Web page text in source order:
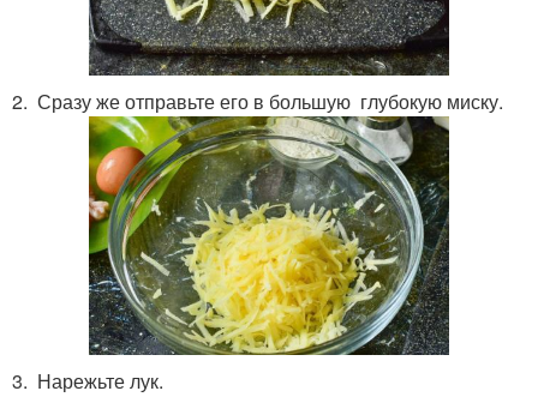
2. Сразу же отправьте его в большую глубокую миску.
3. Нарежьте лук.